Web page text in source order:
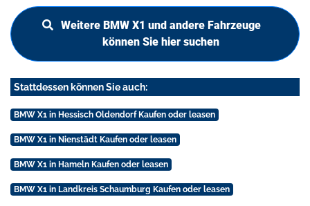
Weitere BMW X1 und andere Fahrzeuge
können Sie hier suchen
Stattdessen können Sie auch:
BMW X1 in Hessisch Oldendorf Kaufen oder leasen
BMW X1 in Nienstädt Kaufen oder leasen
BMW X1 in Hameln Kaufen oder leasen
BMW X1 in Landkreis Schaumburg Kaufen oder leasen